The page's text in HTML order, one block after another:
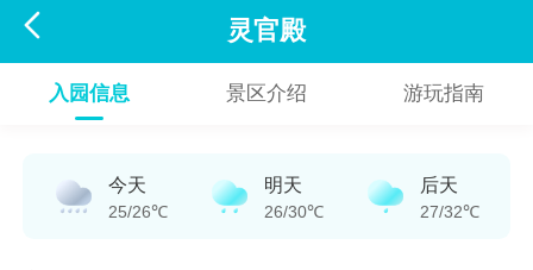
 灵官殿
入园信息 景区介绍 游玩指南
今天
25/26℃
明天
26/30℃
后天
27/32℃